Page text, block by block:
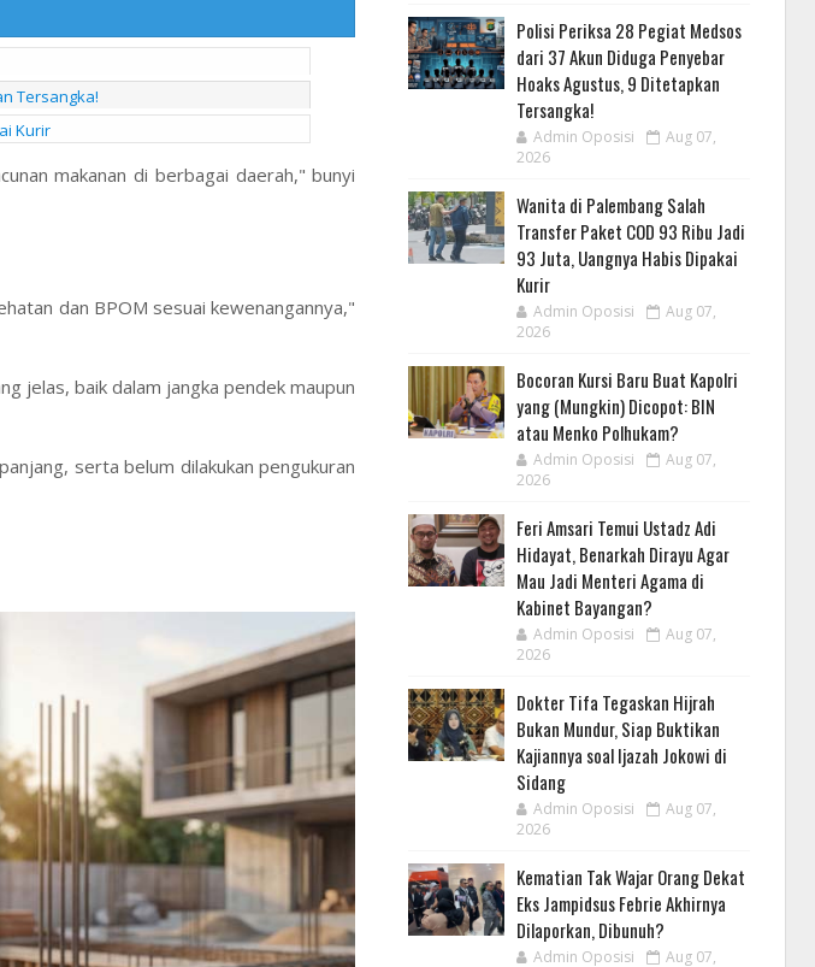
Tersangka!
Kurir
makanan di berbagai daerah," bunyi
dan BPOM sesuai kewenangannya,"
jelas, baik dalam jangka pendek maupun
serta belum dilakukan pengukuran
Polisi Periksa 28 Pegiat Medsos
dari 37 Akun Diduga Penyebar
Hoaks Agustus, 9 Ditetapkan
Tersangka!
Admin Oposisi
Aug 07,
2026
Wanita di Palembang Salah
Transfer Paket COD 93 Ribu Jadi
93 Juta, Uangnya Habis Dipakai
Kurir
Admin Oposisi
Aug 07,
2026
Bocoran Kursi Baru Buat Kapolri
yang (Mungkin) Dicopot: BIN
atau Menko Polhukam?
Admin Oposisi
Aug 07,
2026
Feri Amsari Temui Ustadz Adi
Hidayat, Benarkah Dirayu Agar
Mau Jadi Menteri Agama di
Kabinet Bayangan?
Admin Oposisi
Aug 07,
2026
Dokter Tifa Tegaskan Hijrah
Bukan Mundur, Siap Buktikan
Kajiannya soal Ijazah Jokowi di
Sidang
Admin Oposisi
Aug 07,
2026
Kematian Tak Wajar Orang Dekat
Eks Jampidsus Febrie Akhirnya
Dilaporkan, Dibunuh?
Admin Oposisi
Aug 07,